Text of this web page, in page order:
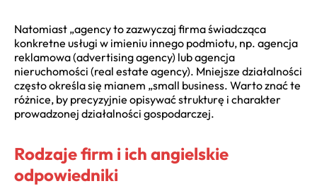
Natomiast „agency to zazwyczaj firma świadcząca
konkretne usługi w imieniu innego podmiotu, np. agencja
reklamowa (advertising agency) lub agencja
nieruchomości (real estate agency). Mniejsze działalności
często określa się mianem „small business. Warto znać te
różnice, by precyzyjnie opisywać strukturę i charakter
prowadzonej działalności gospodarczej.
Rodzaje firm i ich angielskie
odpowiedniki